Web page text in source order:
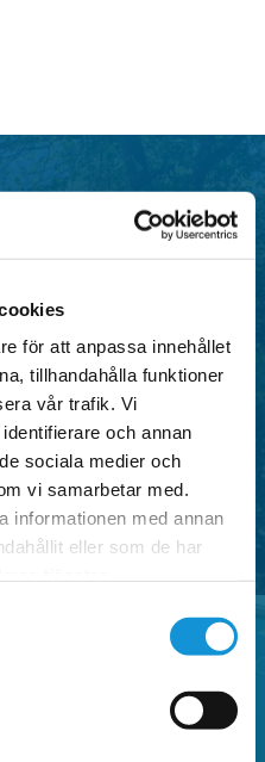
för att anpassa innehållet
tillhandahålla funktioner
vår trafik. Vi
och annan
sociala medier och
vi samarbetar med.
informationen med annan
eller som de har
av parkeringstillstånd i
anpassade för både